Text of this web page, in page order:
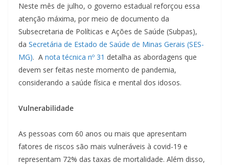
Neste mês de julho, o governo estadual reforçou essa
atenção máxima, por meio de documento da
Subsecretaria de Políticas e Ações de Saúde (Subpas),
da Secretária de Estado de Saúde de Minas Gerais (SES-
MG). A nota técnica nº 31 detalha as abordagens que
devem ser feitas neste momento de pandemia,
considerando a saúde física e mental dos idosos.
Vulnerabilidade
As pessoas com 60 anos ou mais que apresentam
fatores de riscos são mais vulneráveis à covid-19 e
representam 72% das taxas de mortalidade. Além disso,